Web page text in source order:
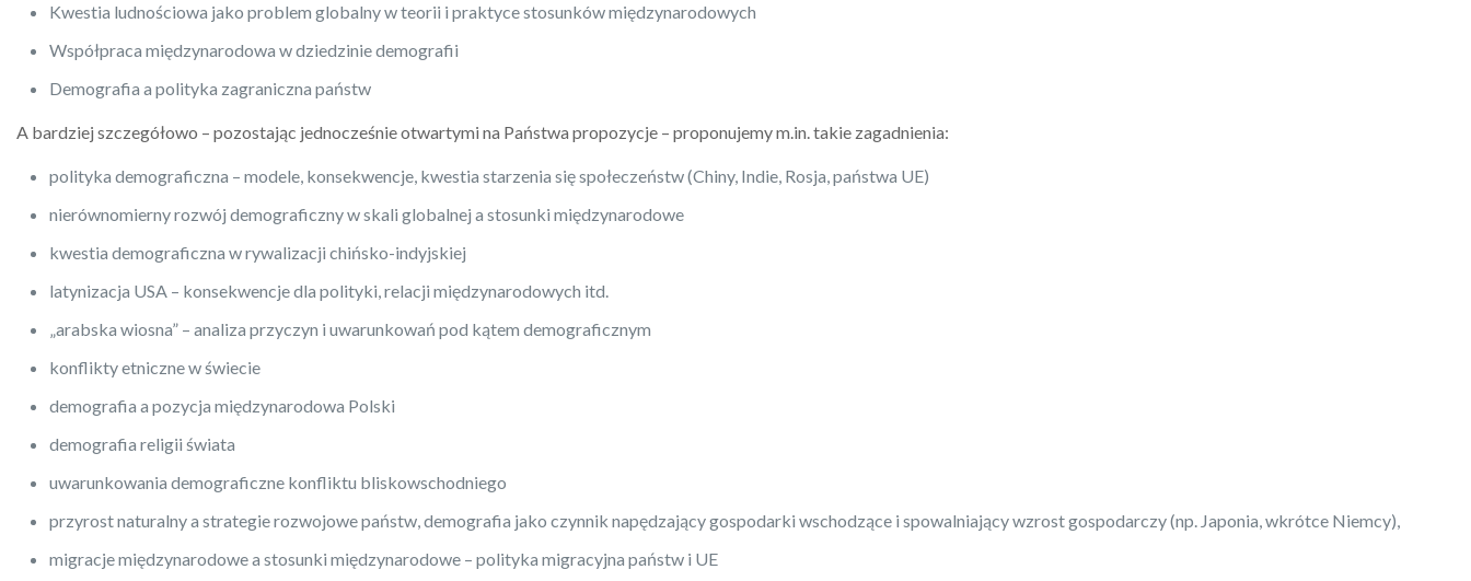
Kwestia ludnościowa jako problem globalny w teorii i praktyce stosunków międzynarodowych
Współpraca międzynarodowa w dziedzinie demografii
Demografia a polityka zagraniczna państw
A bardziej szczegółowo – pozostając jednocześnie otwartymi na Państwa propozycje – proponujemy m.in. takie zagadnienia:
polityka demograficzna – modele, konsekwencje, kwestia starzenia się społeczeństw (Chiny, Indie, Rosja, państwa UE)
nierównomierny rozwój demograficzny w skali globalnej a stosunki międzynarodowe
kwestia demograficzna w rywalizacji chińsko-indyjskiej
latynizacja USA – konsekwencje dla polityki, relacji międzynarodowych itd.
„arabska wiosna” – analiza przyczyn i uwarunkowań pod kątem demograficznym
konflikty etniczne w świecie
demografia a pozycja międzynarodowa Polski
demografia religii świata
uwarunkowania demograficzne konfliktu bliskowschodniego
przyrost naturalny a strategie rozwojowe państw, demografia jako czynnik napędzający gospodarki wschodzące i spowalniający wzrost gospodarczy (np. Japonia, wkrótce Niemcy),
migracje międzynarodowe a stosunki międzynarodowe – polityka migracyjna państw i UE